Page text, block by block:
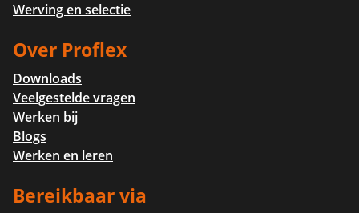
Werving en selectie
Over Proflex
Downloads
Veelgestelde vragen
Werken bij
Blogs
Werken en leren
Bereikbaar via